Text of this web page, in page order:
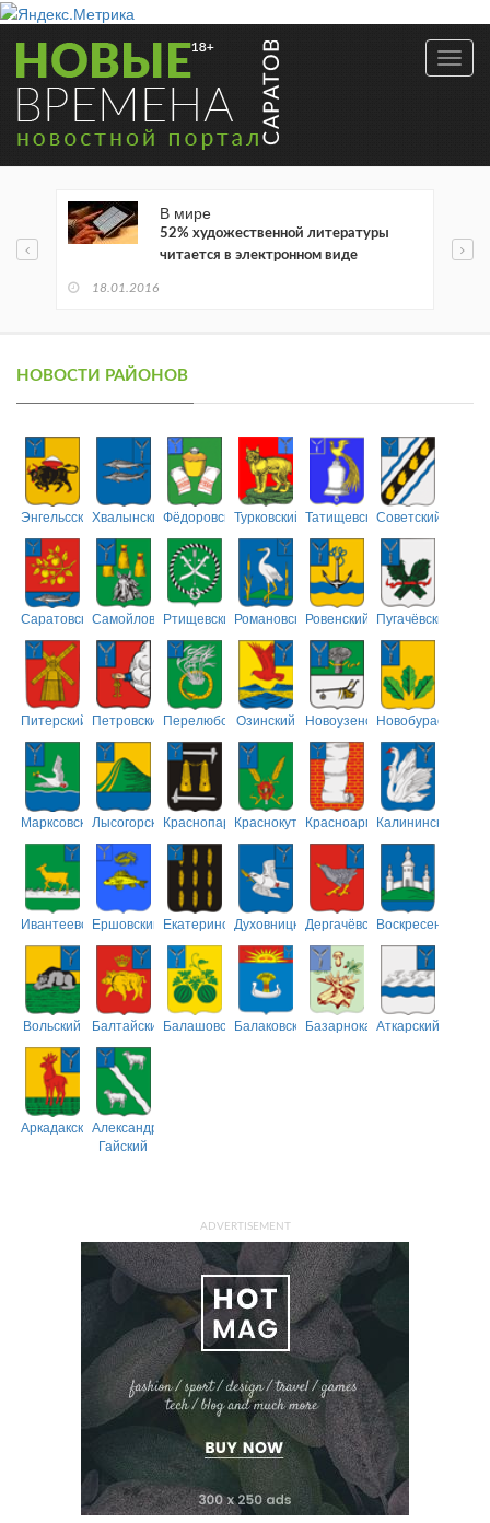
В мире
52% художественной литературы
читается в электронном виде
18.01.2016
НОВОСТИ РАЙОНОВ
ЭнгельсскийХвалынскийФёдоровскийТурковский ТатищевскийСоветский
СаратовскийСамойловскийРтищевскийРомановскийРовенский Пугачёвский
Питерский ПетровскийПерелюбскийОзинский НовоузенскийНовобурасский
МарксовскийЛысогорскийКраснопартизанский
КраснокутскийКрасноармейский
Калининский
ИвантеевскийЕршовский ЕкатериновскийДуховницкийДергачёвскийВоскресенский
Вольский БалтайскийБалашовскийБалаковскийБазарнокарабулакский
Аткарский
АркадакскийАлександрово-
Гайский
ADVERTISEMENT